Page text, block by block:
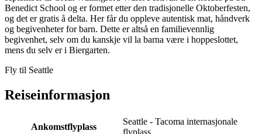
Benedict School og er formet etter den tradisjonelle Oktoberfesten,
og det er gratis å delta. Her får du oppleve autentisk mat, håndverk
og begivenheter for barn. Dette er altså en familievennlig
begivenhet, selv om du kanskje vil la barna være i hoppeslottet,
mens du selv er i Biergarten.
Fly til Seattle
Reiseinformasjon
Ankomstflyplass
Seattle - Tacoma internasjonale
flyplass